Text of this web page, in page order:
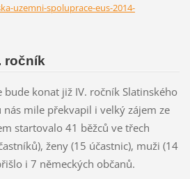
uzemni-spoluprace-eus-2014-
ročník
bude konat již IV. ročník Slatinského
mile překvapil i velký zájem ze
startovalo 41 běžců ve třech
ženy (15 účastnic), muži (14
i 7 německých občanů.